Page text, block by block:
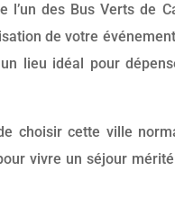
des Bus Verts de
de votre
lieu idéal pour
choisir cette ville
vivre un séjour